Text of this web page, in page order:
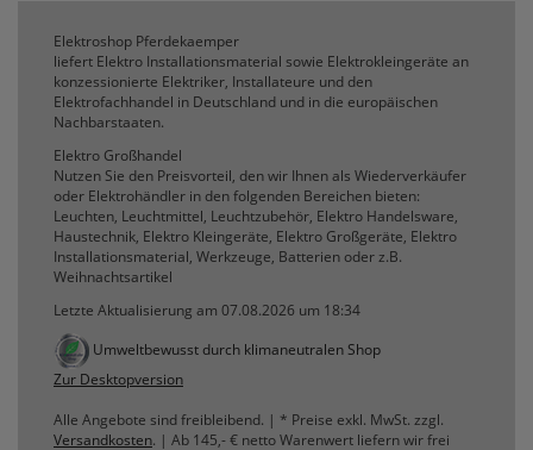
Elektroshop Pferdekaemper
liefert Elektro Installationsmaterial sowie Elektrokleingeräte an
konzessionierte Elektriker, Installateure und den
Elektrofachhandel in Deutschland und in die europäischen
Nachbarstaaten.
Elektro Großhandel
Nutzen Sie den Preisvorteil, den wir Ihnen als Wiederverkäufer
oder Elektrohändler in den folgenden Bereichen bieten:
Leuchten, Leuchtmittel, Leuchtzubehör, Elektro Handelsware,
Haustechnik, Elektro Kleingeräte, Elektro Großgeräte, Elektro
Installationsmaterial, Werkzeuge, Batterien oder z.B.
Weihnachtsartikel
Letzte Aktualisierung am 07.08.2026 um 18:34
Umweltbewusst durch klimaneutralen Shop
Zur Desktopversion
Alle Angebote sind freibleibend. | * Preise exkl. MwSt. zzgl.
Versandkosten. | Ab 145,- € netto Warenwert liefern wir frei